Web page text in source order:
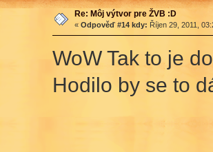
Re: Môj výtvor pre ŽVB :D
« Odpověď #14 kdy: Říjen 29, 2011,
WoW Tak to je
Hodilo by se to